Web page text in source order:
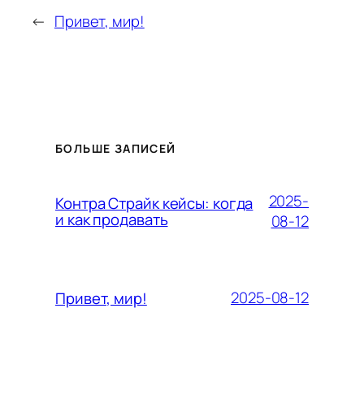
← Привет, мир!
БОЛЬШЕ ЗАПИСЕЙ
Контра Страйк кейсы: когда
и как продавать
2025-
08-12
Привет, мир! 2025-08-12